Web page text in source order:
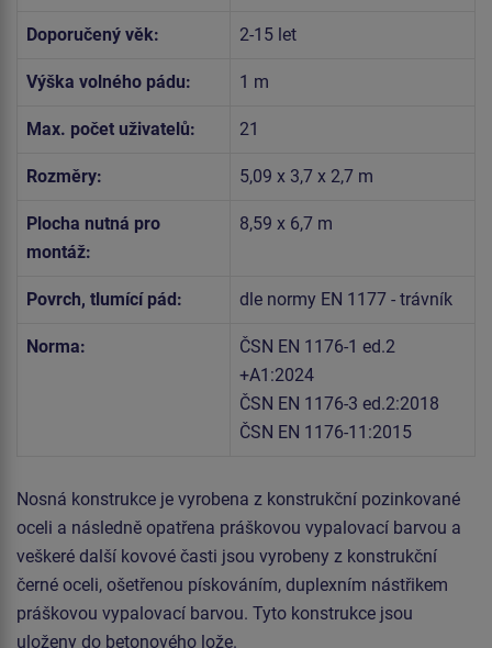
Doporučený věk: 2-15 let
Výška volného pádu: 1 m
Max. počet uživatelů: 21
Rozměry: 5,09 x 3,7 x 2,7 m
Plocha nutná pro
montáž:
8,59 x 6,7 m
Povrch, tlumící pád: dle normy EN 1177 - trávník
Norma:
ČSN EN 1176-1 ed.2
+A1:2024
ČSN EN 1176-3 ed.2:2018
ČSN EN 1176-11:2015
Nosná konstrukce je vyrobena z konstrukční pozinkované
oceli a následně opatřena práškovou vypalovací barvou a
veškeré další kovové časti jsou vyrobeny z konstrukční
černé oceli, ošetřenou pískováním, duplexním nástřikem
práškovou vypalovací barvou. Tyto konstrukce jsou
uloženy do betonového lože.